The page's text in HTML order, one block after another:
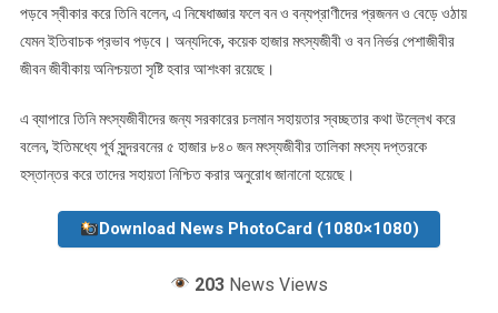
পড়বে স্বীকার করে তিনি বলেন, এ নিষেধাজ্ঞার ফলে বন ও বন্যপ্রাণীদের প্রজনন ও বেড়ে ওঠায়
যেমন ইতিবাচক প্রভাব পড়বে। অন্যদিকে, কয়েক হাজার মৎস্যজীবী ও বন নির্ভর পেশাজীবীর
জীবন জীবীকায় অনিশ্চয়তা সৃষ্টি হবার আশংকা রয়েছে।
এ ব্যাপারে তিনি মৎস্যজীবীদের জন্য সরকারের চলমান সহায়তার স্বচ্ছতার কথা উল্লেখ করে
বলেন, ইতিমধ্যে পূর্ব সুন্দরবনের ৫ হাজার ৮৪০ জন মৎস্যজীবীর তালিকা মৎস্য দপ্তরকে
হস্তান্তর করে তাদের সহায়তা নিশ্চিত করার অনুরোধ জানানো হয়েছে।
Download News PhotoCard (1080×1080)
203 News Views